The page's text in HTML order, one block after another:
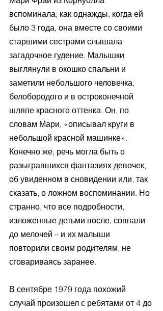
вспоминала, как однажды, когда ей
было 3 года, она вместе со своими
старшими сестрами слышала
загадочное гудение. Малышки
выглянули в окошко спальни и
заметили небольшого человечка,
белобородого и в остроконечной
шляпе красного оттенка. Он, по
словам Мари, «описывал круги в
небольшой красной машинке».
Конечно же, речь могла быть о
разыгравшихся фантазиях девочек,
об увиденном в сновидении или, так
сказать, о ложном воспоминании. Но
странно, что все подробности,
изложенные детьми после, совпали
до мелочей – и их малыши
повторили своим родителям, не
сговариваясь заранее.
В сентябре 1979 года похожий
случай произошел с ребятами от 4 до